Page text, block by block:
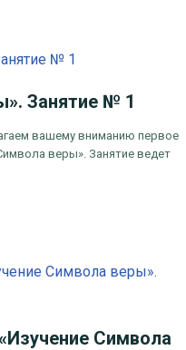
Занятие № 1
вашему вниманию первое
веры». Занятие ведет
Символа